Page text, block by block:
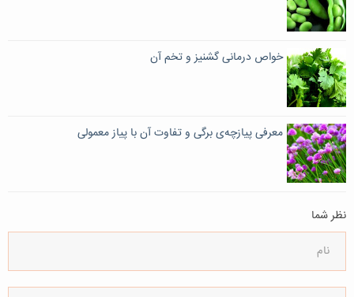
خواص درمانی گشنیز و تخم آن
معرفی پیازچه‌ی برگی و تفاوت آن با پیاز معمولی
نظر شما